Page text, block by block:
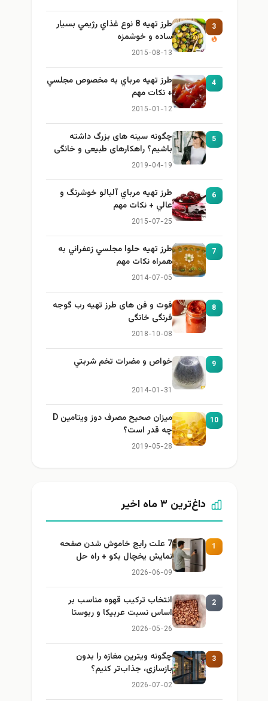
3
طرز تهيه 8 نوع غذاي رژيمي بسيار
ساده و خوشمزه
2015-08-13
4
طرز تهيه مرباي به مخصوص مجلسي
+ نكات مهم
2015-01-12
5
چگونه سینه های بزرگ داشته
باشیم؟ راهکارهای طبیعی و خانگی
برای بزرگ کردن سینه
2019-04-19
6
طرز تهيه مرباي آلبالو خوشرنگ و
عالي + نكات مهم
2015-07-25
7
طرز تهيه حلوا مجلسي زعفراني به
همراه نكات مهم
2014-07-05
8
فوت و فن های طرز تهیه رب گوجه
فرنگی خانگی
2018-10-08
9 خواص و مضرات تخم شربتي
2014-01-31
10
میزان صحیح مصرف دوز ویتامین D
چه قدر است؟
2019-05-28
داغ‌ترین ۳ ماه اخیر
1
7 علت رایج خاموش شدن صفحه
نمایش یخچال بکو + راه حل
2026-06-09
2
انتخاب ترکیب قهوه مناسب بر
اساس نسبت عربیکا و ربوستا
2026-05-26
3
چگونه ویترین مغازه را بدون
بازسازی، جذاب‌تر کنیم؟
2026-07-02